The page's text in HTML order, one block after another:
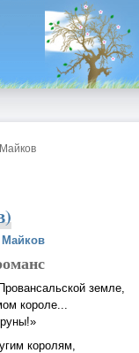
земле,
короле...
королям,